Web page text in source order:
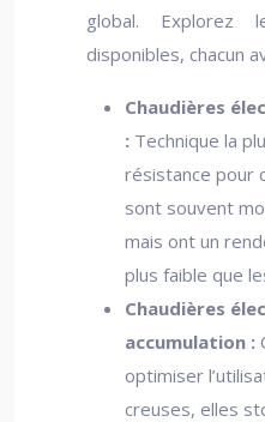
global. Explorez
disponibles, chacun
Chaudières
: Technique la
résistance pour
sont souvent
mais ont un
plus faible que
Chaudières
accumulation :
optimiser
creuses, elles